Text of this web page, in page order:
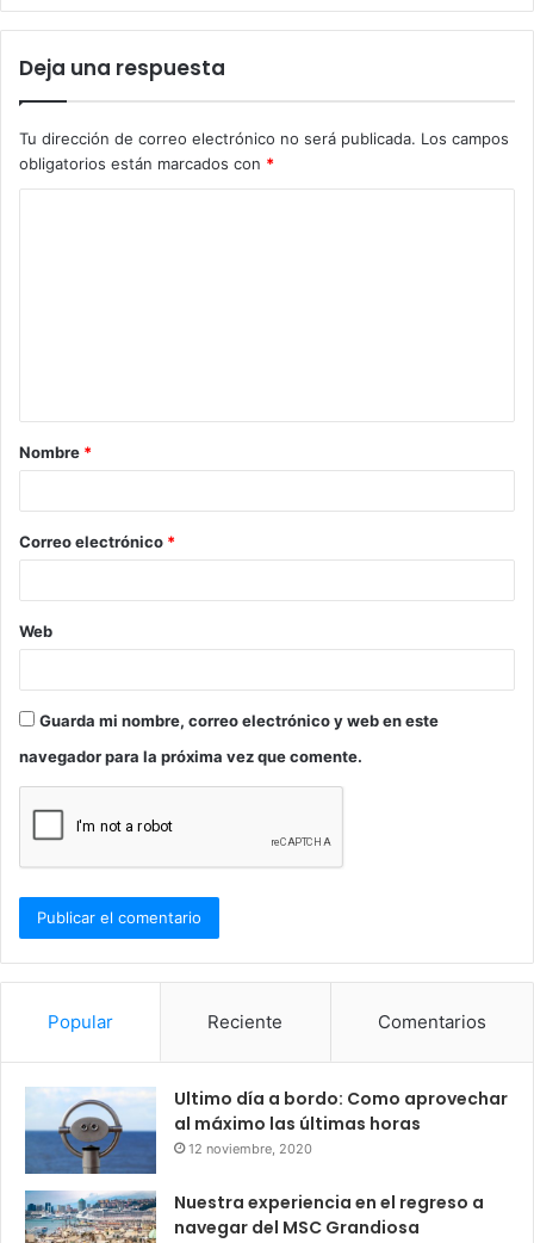
Deja una respuesta
Tu dirección de correo electrónico no será publicada. Los campos
obligatorios están marcados con *
a
r
*
Nombre *
Correo electrónico *
Web
Guarda mi nombre, correo electrónico y web en este
navegador para la próxima vez que comente.
Popular Reciente Comentarios
Ultimo día a bordo: Como aprovechar
al máximo las últimas horas
12 noviembre, 2020
Nuestra experiencia en el regreso a
navegar del MSC Grandiosa